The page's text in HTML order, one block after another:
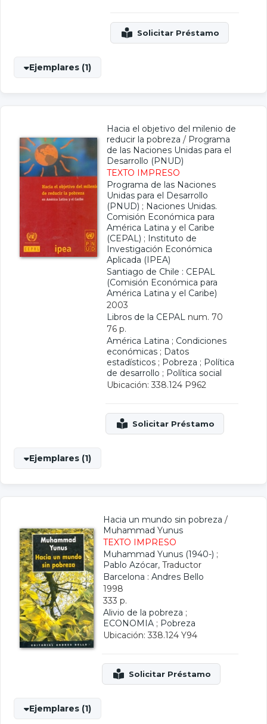
Ejemplares (1)
Hacia el objetivo del milenio de
reducir la pobreza / Programa
de las Naciones Unidas para el
Desarrollo (PNUD)
TEXTO IMPRESO
Programa de las Naciones
Unidas para el Desarrollo
(PNUD) ; Naciones Unidas.
Comisión Económica para
América Latina y el Caribe
(CEPAL) ; Instituto de
Investigación Económica
Aplicada (IPEA)
Santiago de Chile : CEPAL
(Comisión Económica para
América Latina y el Caribe)
2003
Libros de la CEPAL num. 70
76 p.
América Latina ; Condiciones
económicas ; Datos
estadísticos ; Pobreza ; Política
de desarrollo ; Política social
Ubicación: 338.124 P962
Ejemplares (1)
Hacia un mundo sin pobreza /
Muhammad Yunus
TEXTO IMPRESO
Muhammad Yunus (1940-) ;
Pablo Azócar, Traductor
Barcelona : Andres Bello
1998
333 p.
Alivio de la pobreza ;
ECONOMIA ; Pobreza
Ubicación: 338.124 Y94
Ejemplares (1)